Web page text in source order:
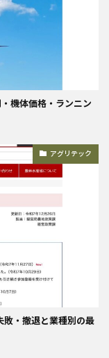
機体価格・ランニン
アグリテック
・撤退と業種別の最